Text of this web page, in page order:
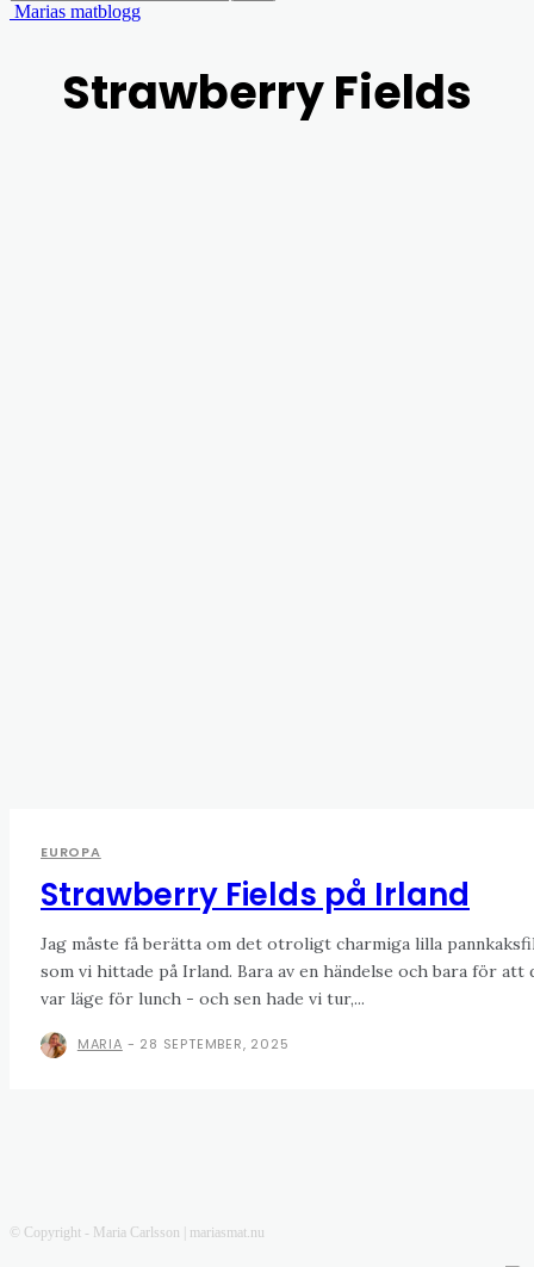
Marias matblogg
Strawberry Fields
EUROPA
Strawberry Fields på Irland
Jag måste få berätta om det otroligt charmiga lilla
som vi hittade på Irland. Bara av en händelse och bara för att
var läge för lunch - och sen hade vi tur,...
MARIA - 28 SEPTEMBER, 2025
© Copyright - Maria Carlsson | mariasmat.nu